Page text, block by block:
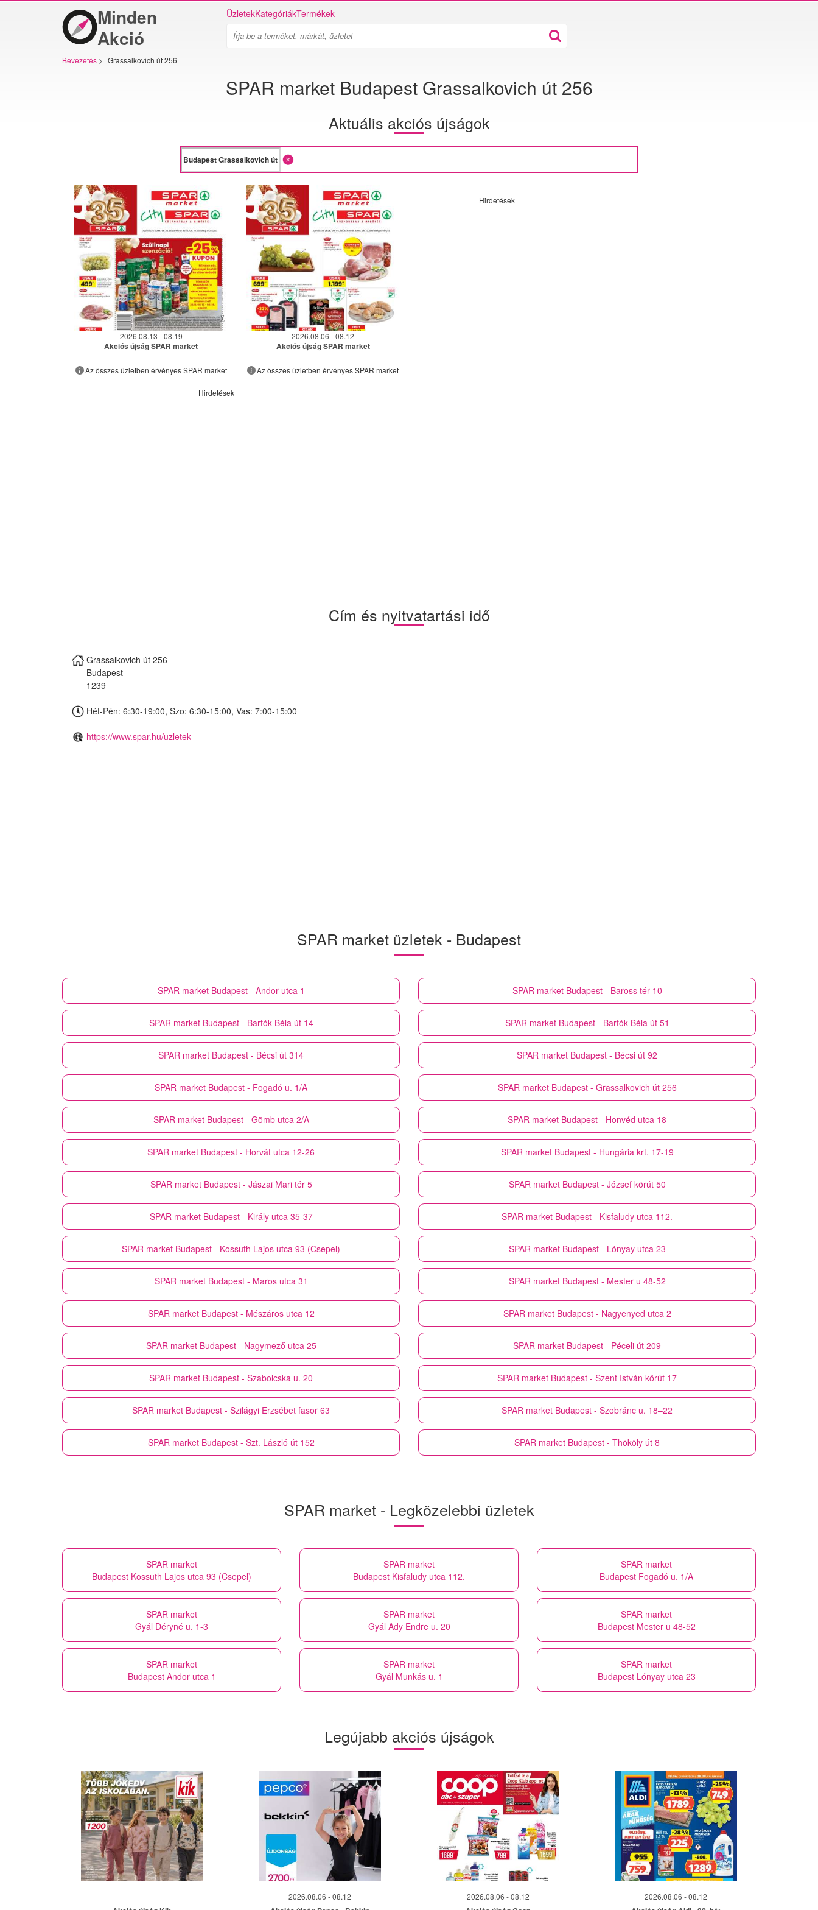
Minden
Akció
ÜzletekKategóriákTermékek
Bevezetés > Grassalkovich út 256
SPAR market Budapest Grassalkovich út 256
Aktuális akciós újságok
2026.08.13 - 08.19
Akciós újság SPAR market
Az összes üzletben érvényes SPAR market
2026.08.06 - 08.12
Akciós újság SPAR market
Az összes üzletben érvényes SPAR market
Hirdetések
Hirdetések
Cím és nyitvatartási idő
Grassalkovich út 256
Budapest
1239
Hét-Pén: 6:30-19:00, Szo: 6:30-15:00, Vas: 7:00-15:00
https://www.spar.hu/uzletek
SPAR market üzletek - Budapest
SPAR market Budapest - Andor utca 1 SPAR market Budapest - Baross tér 10
SPAR market Budapest - Bartók Béla út 14 SPAR market Budapest - Bartók Béla út 51
SPAR market Budapest - Bécsi út 314 SPAR market Budapest - Bécsi út 92
SPAR market Budapest - Fogadó u. 1/A SPAR market Budapest - Grassalkovich út 256
SPAR market Budapest - Gömb utca 2/A SPAR market Budapest - Honvéd utca 18
SPAR market Budapest - Horvát utca 12-26 SPAR market Budapest - Hungária krt. 17-19
SPAR market Budapest - Jászai Mari tér 5 SPAR market Budapest - József körút 50
SPAR market Budapest - Király utca 35-37 SPAR market Budapest - Kisfaludy utca 112.
SPAR market Budapest - Kossuth Lajos utca 93 (Csepel) SPAR market Budapest - Lónyay utca 23
SPAR market Budapest - Maros utca 31 SPAR market Budapest - Mester u 48-52
SPAR market Budapest - Mészáros utca 12 SPAR market Budapest - Nagyenyed utca 2
SPAR market Budapest - Nagymező utca 25 SPAR market Budapest - Péceli út 209
SPAR market Budapest - Szabolcska u. 20 SPAR market Budapest - Szent István körút 17
SPAR market Budapest - Szilágyi Erzsébet fasor 63 SPAR market Budapest - Szobránc u. 18–22
SPAR market Budapest - Szt. László út 152 SPAR market Budapest - Thököly út 8
SPAR market - Legközelebbi üzletek
SPAR market
Budapest Kossuth Lajos utca 93 (Csepel)
SPAR market
Budapest Kisfaludy utca 112.
SPAR market
Budapest Fogadó u. 1/A
SPAR market
Gyál Déryné u. 1-3
SPAR market
Gyál Ady Endre u. 20
SPAR market
Budapest Mester u 48-52
SPAR market
Budapest Andor utca 1
SPAR market
Gyál Munkás u. 1
SPAR market
Budapest Lónyay utca 23
Legújabb akciós újságok
2026.08.06 - 08.12 2026.08.06 - 08.12 2026.08.06 - 08.12